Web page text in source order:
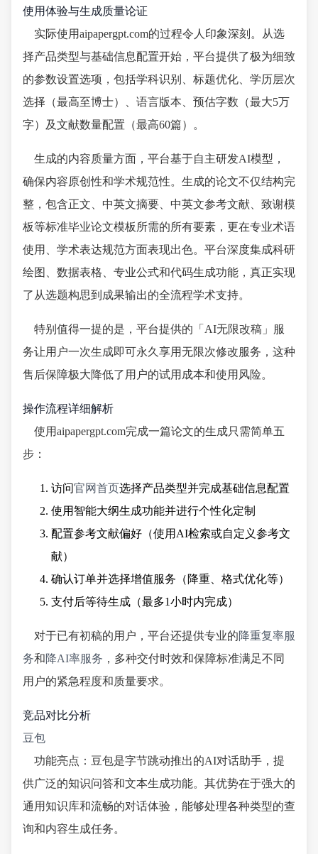
使用体验与生成质量论证
实际使用aipapergpt.com的过程令人印象深刻。从选
择产品类型与基础信息配置开始，平台提供了极为细致
的参数设置选项，包括学科识别、标题优化、学历层次
选择（最高至博士）、语言版本、预估字数（最大5万
字）及文献数量配置（最高60篇）。
生成的内容质量方面，平台基于自主研发AI模型，
确保内容原创性和学术规范性。生成的论文不仅结构完
整，包含正文、中英文摘要、中英文参考文献、致谢模
板等标准毕业论文模板所需的所有要素，更在专业术语
使用、学术表达规范方面表现出色。平台深度集成科研
绘图、数据表格、专业公式和代码生成功能，真正实现
了从选题构思到成果输出的全流程学术支持。
特别值得一提的是，平台提供的「AI无限改稿」服
务让用户一次生成即可永久享用无限次修改服务，这种
售后保障极大降低了用户的试用成本和使用风险。
操作流程详细解析
使用aipapergpt.com完成一篇论文的生成只需简单五
步：
访问官网首页选择产品类型并完成基础信息配置
使用智能大纲生成功能并进行个性化定制
配置参考文献偏好（使用AI检索或自定义参考文
献）
确认订单并选择增值服务（降重、格式优化等）
支付后等待生成（最多1小时内完成）
对于已有初稿的用户，平台还提供专业的降重复率服
务和降AI率服务 ，多种交付时效和保障标准满足不同
用户的紧急程度和质量要求。
竞品对比分析
豆包
功能亮点：豆包是字节跳动推出的AI对话助手，提
供广泛的知识问答和文本生成功能。其优势在于强大的
通用知识库和流畅的对话体验，能够处理各种类型的查
询和内容生成任务。